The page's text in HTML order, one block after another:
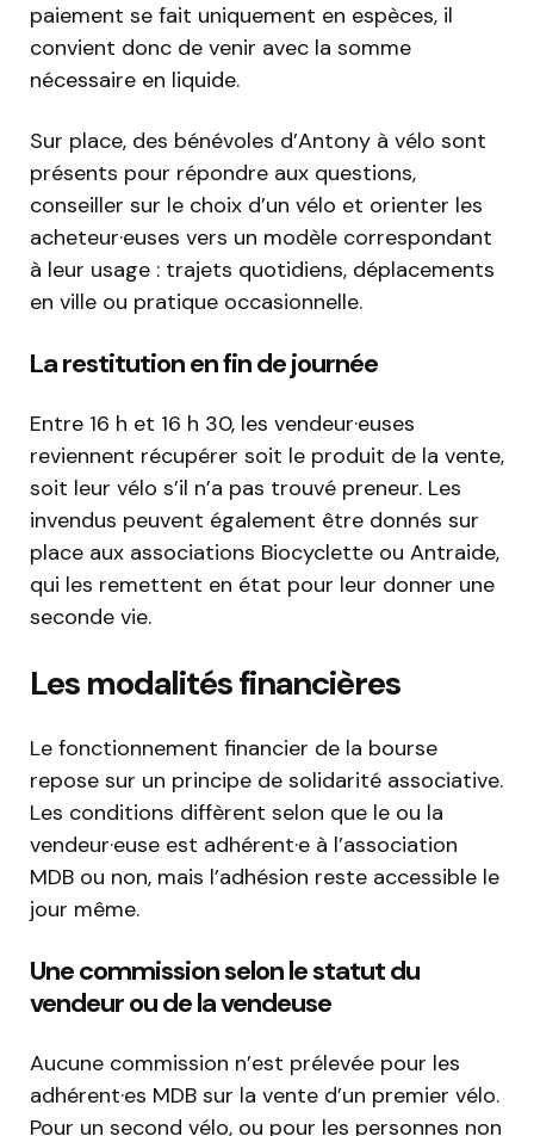
paiement se fait uniquement en espèces, il
convient donc de venir avec la somme
nécessaire en liquide.
Sur place, des bénévoles d’Antony à vélo sont
présents pour répondre aux questions,
conseiller sur le choix d’un vélo et orienter les
acheteur·euses vers un modèle correspondant
à leur usage : trajets quotidiens, déplacements
en ville ou pratique occasionnelle.
La restitution en fin de journée
Entre 16 h et 16 h 30, les vendeur·euses
reviennent récupérer soit le produit de la vente,
soit leur vélo s’il n’a pas trouvé preneur. Les
invendus peuvent également être donnés sur
place aux associations Biocyclette ou Antraide,
qui les remettent en état pour leur donner une
seconde vie.
Les modalités financières
Le fonctionnement financier de la bourse
repose sur un principe de solidarité associative.
Les conditions diffèrent selon que le ou la
vendeur·euse est adhérent·e à l’association
MDB ou non, mais l’adhésion reste accessible le
jour même.
Une commission selon le statut du
vendeur ou de la vendeuse
Aucune commission n’est prélevée pour les
adhérent·es MDB sur la vente d’un premier vélo.
Pour un second vélo, ou pour les personnes non